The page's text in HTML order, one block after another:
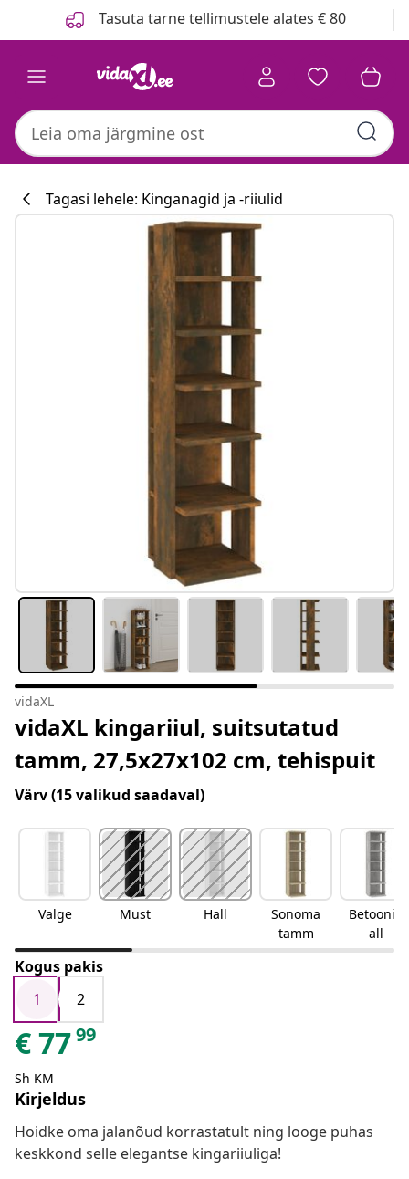
Tasuta tarne tellimustele alates € 80
#sharemevidaxl
Tagasi lehele: Kinganagid ja -riiulid
vidaXL
vidaXL kingariiul, suitsutatud
tamm, 27,5x27x102 cm, tehispuit
Värv(15 valikud saadaval)
Valge Must Hall
Sonoma
tamm
Betoonih
all
Kogus pakis
1
2
€7799
Sh KM
Kirjeldus
Hoidke oma jalanõud korrastatult ning looge puhas
keskkond selle elegantse kingariiuliga!